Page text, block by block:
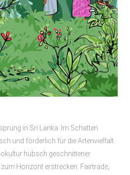
in Sri Lanka. Im Schatten
und förderlich für die Artenvielfalt.
hübsch geschnittener
Horizont erstrecken. Fairtrade,